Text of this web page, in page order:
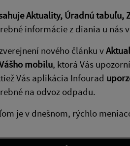
Aktuality, Úradnú tabuľu,
informácie z diania u nás
nového článku v
mobilu, ktorá Vás
Vás aplikácia Infourad
na odvoz odpadu.
je v dnešnom, rýchlo